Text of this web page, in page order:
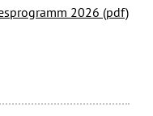
2026 (pdf)